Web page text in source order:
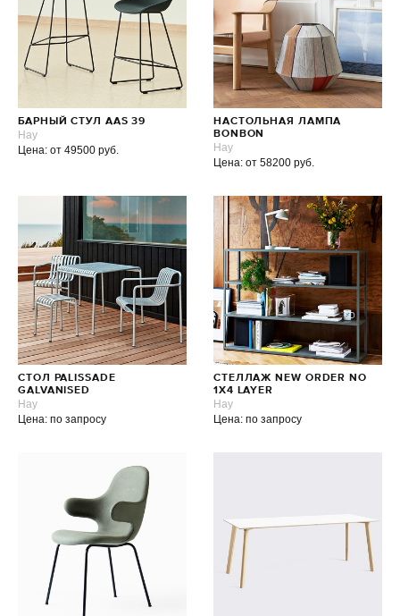
БАРНЫЙ СТУЛ AAS 39
Hay
Цена: от 49500 руб.
НАСТОЛЬНАЯ ЛАМПА
BONBON
Hay
Цена: от 58200 руб.
СТОЛ PALISSADE
GALVANISED
Hay
Цена: по запросу
СТЕЛЛАЖ NEW ORDER NO
1X4 LAYER
Hay
Цена: по запросу